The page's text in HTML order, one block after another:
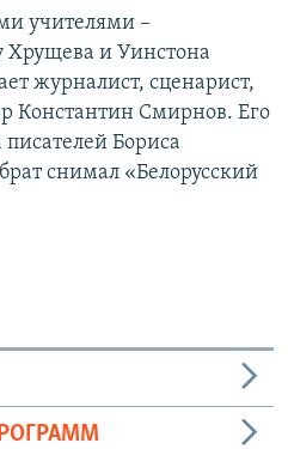
учителями –
Хрущева и Уинстона
журналист, сценарист,
Константин Смирнов. Его
Бориса
снимал «Белорусский